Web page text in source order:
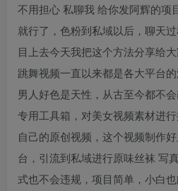
不用担心 私聊我 给你发阿辉的项
就行了，色粉到私域以后，聊天
目上去今天我把这个方法分享给
跳舞视频一直以来都是各大平台
男人好色是天性，从古至今都不
专用工具箱，对美女视频素材进
自己的原创视频，这个视频制作
台，引流到私域进行原味丝袜 写
式也不会违规，项目简单，小白